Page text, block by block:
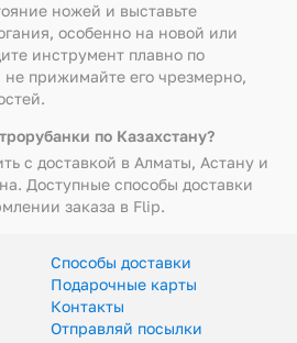
ножей и выставьте
особенно на новой или
инструмент плавно по
прижимайте его чрезмерно,
по Казахстану?
с доставкой в Алматы, Астану и
Доступные способы доставки
заказа в Flip.
Способы доставки
Подарочные карты
Контакты
Отправляй посылки